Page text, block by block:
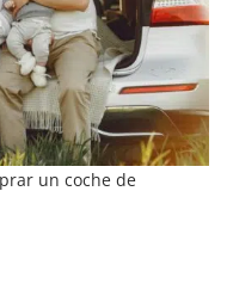
un coche de